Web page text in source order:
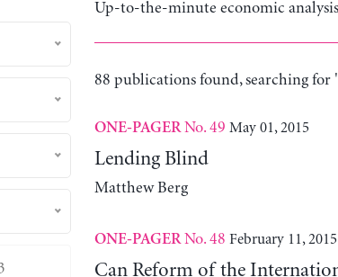
Up-to-the-minute economic
88 publications found, searching for '
ONE-PAGERNo. 49 May 01, 2015
Lending Blind
Matthew Berg
ONE-PAGERNo. 48 February 11, 2015
Can Reform of the